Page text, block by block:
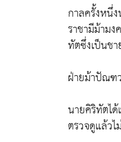
กาลครั้งหนึ่
ราชามีม้าม
ทัตซึ่งเป็นชา
ฝ่ายม้าปัณฑ
นายคิริทัตไ
ตรวจดูแล้ว